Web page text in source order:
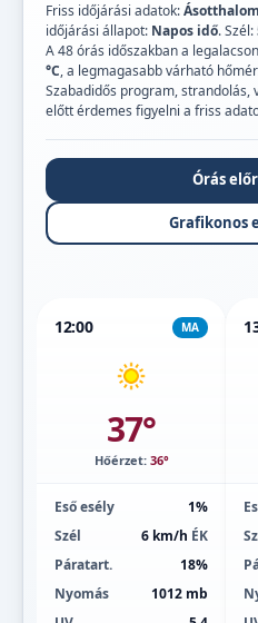
Friss időjárási adatok:Ásotthalom
időjárási állapot: Napos idő. Szél:
A 48 órás időszakban a
°C, a legmagasabb várható
Szabadidős program, strandolás,
előtt érdemes figyelni a friss
Órás
Grafikonos
12:00 MA
37°
Hőérzet: 36°
Eső esély
1%
Szél
6 km/h ÉK
Páratart.
18%
Nyomás
1012 mb